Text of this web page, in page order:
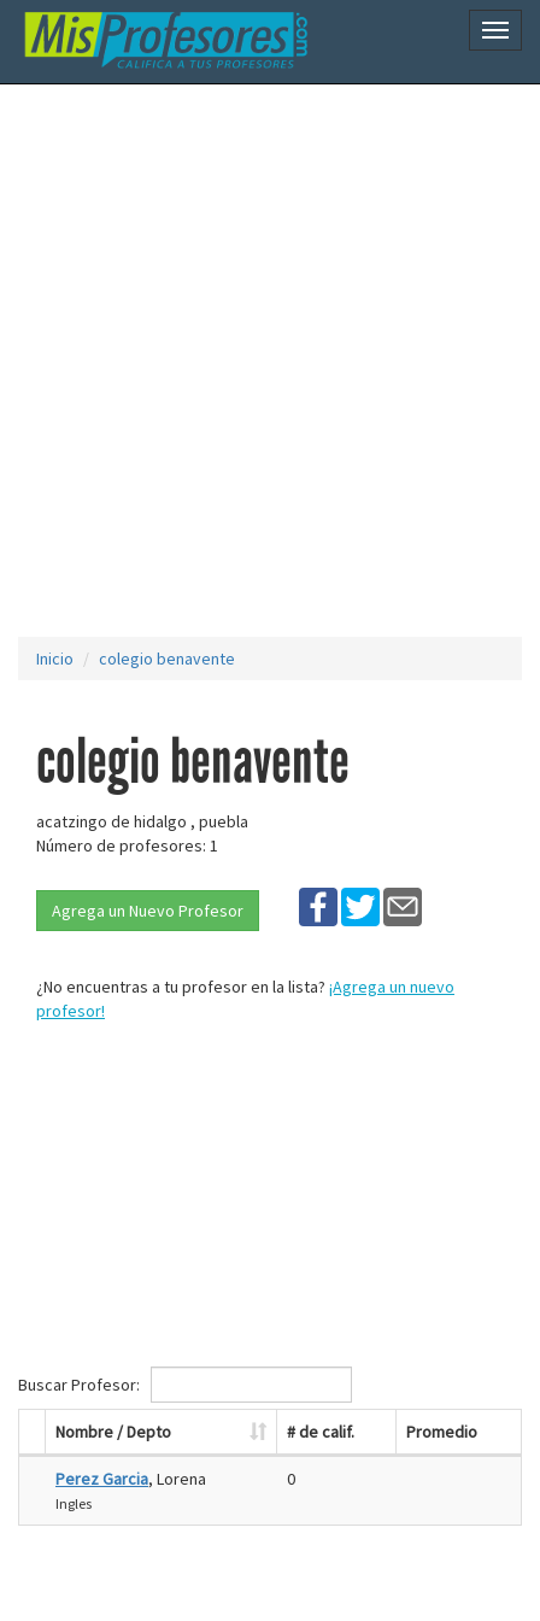
Inicio colegio benavente
colegio benavente
acatzingo de hidalgo , puebla
Número de profesores: 1
Agrega un Nuevo Profesor
¿No encuentras a tu profesor en la lista? ¡Agrega un nuevo
profesor!
Buscar Profesor:
Nombre / Depto # de calif. Promedio
Perez Garcia, Lorena
Ingles
0